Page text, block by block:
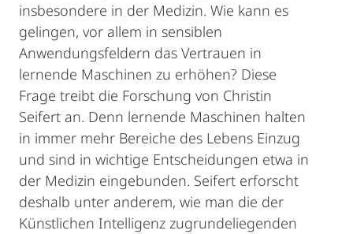
insbesondere in der Medizin. Wie kann es
gelingen, vor allem in sensiblen
Anwendungsfeldern das Vertrauen in
lernende Maschinen zu erhöhen? Diese
Frage treibt die Forschung von Christin
Seifert an. Denn lernende Maschinen halten
in immer mehr Bereiche des Lebens Einzug
und sind in wichtige Entscheidungen etwa in
der Medizin eingebunden. Seifert erforscht
deshalb unter anderem, wie man die der
Künstlichen Intelligenz zugrundeliegenden